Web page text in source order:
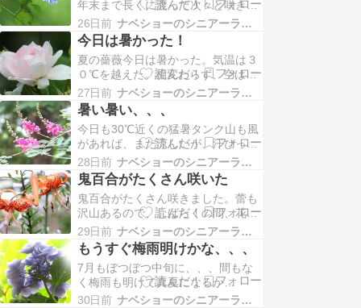
方には蕾が膨らみ始めて、夜９時頃
には開花美しい大きな花が二つ咲き
ました。今朝、８時頃には…
年末まで長くに渡って次々と咲き続
ける。今朝も風が無く、暑い一
日、、、気温は３０℃を越えてい
た。空は相変わらず半曇り、、、富
士山はまったく見えず。玄関に置い
てあるサボテン蕾が日に日に大きく
なって、、、、さあ、今夜に開花す
るかな～？それとも明日の夕か、…
26日前 ナベショーのシニアーライフP８０
今日は暑かった！
夏の薔薇今日は暑かった。気温は３
０℃を越えた。相変わらず、空は雲
が多くて伊豆半島が薄っすら見える
だけ、、、タンク山への登り道木の
トンネル、、、最も涼しいとこ
ろ、、、風が吹けば心地よい途中の
山羊小屋昨年は１０匹ほどいたの
に、、、、少なくなった。でも、も
っとも年寄りらしき長い髭の山羊…
27日前 ナベショーのシニアーライフP８０
暑い暑い、、、
今日も30℃近くの猛暑タンク山も風
があれば、まだ涼しいが、汗びっし
ょりになる。でも、登り下りの道
は、木々による日陰が多くて、快
適、、、でも、下り道はそうでもな
kが、登り道はは～、は～、、、だ
んだん息つかいが荒くなる。半年前
は、そうでもなかったのに、、、い
や、２~３年前は、ほとんど…
28日前 ナベショーのシニアーライフP８０
鬼百合がたくさん咲いた
鬼百合がたくさん咲きました。蕾も
沢山あるので、しばらくの間、花を
楽しめそう、、、間もなく山百合
も、鹿子百合も咲き始める。今日は
藤枝市立総合病院の眼科へ網膜中心
性静脈閉塞症（黄斑浮腫）の２~3か
月ごとの経過観察おかげさまで、こ
の数年間は、ほとんど進行してない
29日前 ナベショーのシニアーライフP８０
もうすぐ梅雨明けかな、、、
7月もぼつぼつ中旬に、、、間もな
く梅雨も明けて真夏になるか
な、、、、？相変わらず、タンク山
30日前 ナベショーのシニアーライフP８０